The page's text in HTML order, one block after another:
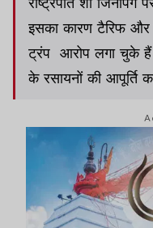
इसका कारण टैरिफ और
ट्रंप आरोप लगा चुके हैं
के रसायनों की आपूर्ति